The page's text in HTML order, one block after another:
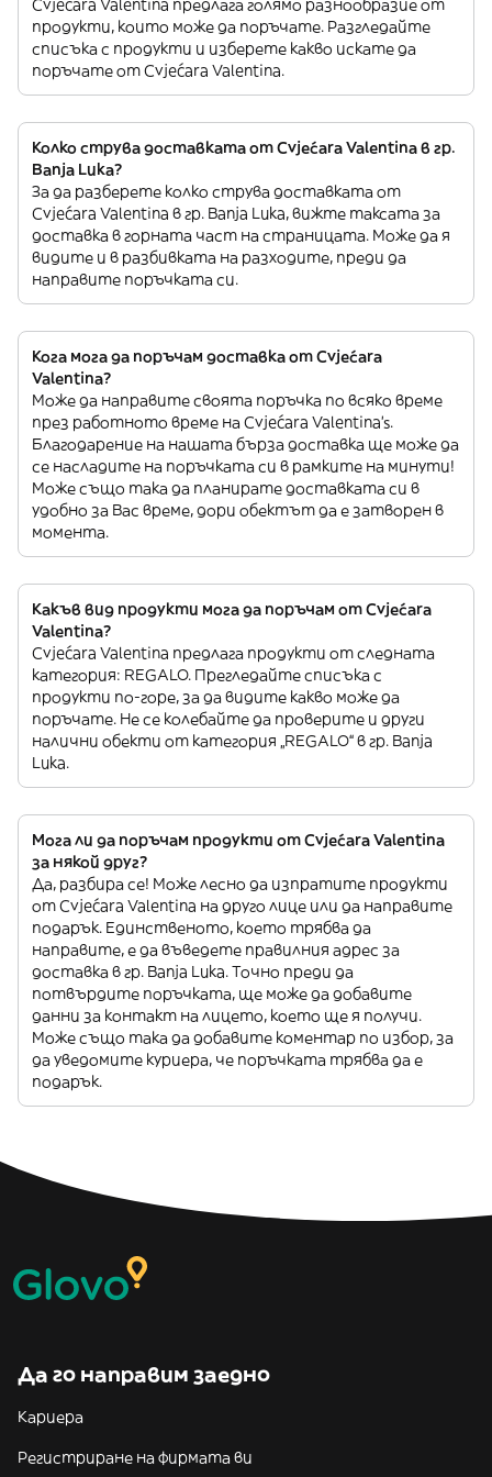
Cvjećara Valentina предлага голямо разнообразие от
продукти, които може да поръчате. Разгледайте
списъка с продукти и изберете какво искате да
поръчате от Cvjećara Valentina.
Колко струва доставката от Cvjećara Valentina в гр.
Banja Luka?
За да разберете колко струва доставката от
Cvjećara Valentina в гр. Banja Luka, вижте таксата за
доставка в горната част на страницата. Може да я
видите и в разбивката на разходите, преди да
направите поръчката си.
Кога мога да поръчам доставка от Cvjećara
Valentina?
Може да направите своята поръчка по всяко време
през работното време на Cvjećara Valentina’s.
Благодарение на нашата бърза доставка ще може да
се насладите на поръчката си в рамките на минути!
Може също така да планирате доставката си в
удобно за Вас време, дори обектът да е затворен в
момента.
Какъв вид продукти мога да поръчам от Cvjećara
Valentina?
Cvjećara Valentina предлага продукти от следната
категория: REGALO. Прегледайте списъка с
продукти по-горе, за да видите какво може да
поръчате. Не се колебайте да проверите и други
налични обекти от категория „REGALO“ в гр. Banja
Luka.
Мога ли да поръчам продукти от Cvjećara Valentina
за някой друг?
Да, разбира се! Може лесно да изпратите продукти
от Cvjećara Valentina на друго лице или да направите
подарък. Единственото, което трябва да
направите, е да въведете правилния адрес за
доставка в гр. Banja Luka. Точно преди да
потвърдите поръчката, ще може да добавите
данни за контакт на лицето, което ще я получи.
Може също така да добавите коментар по избор, за
да уведомите куриера, че поръчката трябва да е
подарък.
Да го направим заедно
Кариера
Регистриране на фирмата ви